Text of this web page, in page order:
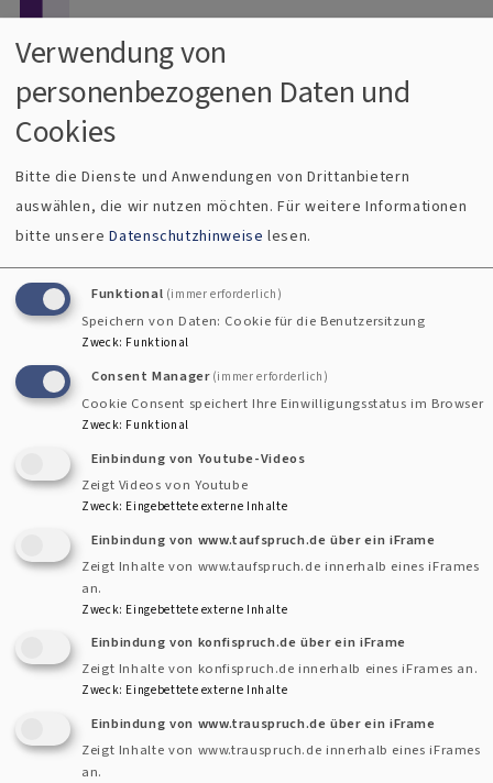
Direkt zum Inhalt
Dekanat Uffenheim
Evangelisch im Gollachgau
Breadcrumb
Startseite Luther-Radtour
Luther-Radtour
beim Autor
Juli 2017
Ermetzhofen, Custenlohr und Rudolzhofen
Verwendung von
personenbezogenen Daten und
Cookies
Bitte die Dienste und Anwendungen von Drittanbietern
auswählen, die wir nutzen möchten.Für weitere Informationen
bitte unsereDatenschutzhinweise lesen.
Funktional (immer erforderlich)
Speichern von Daten: Cookie für die Benutzersitzung
Zweck: Funktional
Consent Manager (immer erforderlich)
Cookie Consent speichert Ihre Einwilligungsstatus im Browser
Zweck: Funktional
Einbindung von Youtube-Videos
Zeigt Videos von Youtube
Zweck: Eingebettete externe Inhalte
Einbindung von www.taufspruch.de über ein iFrame
Zeigt Inhalte von www.taufspruch.de innerhalb eines iFrames
an.
Zweck: Eingebettete externe Inhalte
Einbindung von konfispruch.de über ein iFrame
Zeigt Inhalte von konfispruch.de innerhalb eines iFrames an.
Zweck: Eingebettete externe Inhalte
Einbindung von www.trauspruch.de über ein iFrame
Zeigt Inhalte von www.trauspruch.de innerhalb eines iFrames
an.